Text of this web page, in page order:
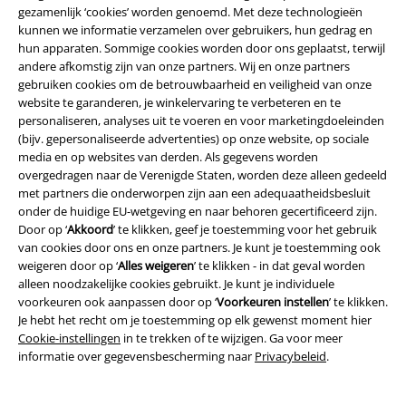
gezamenlijk ‘cookies’ worden genoemd. Met deze technologieën
kunnen we informatie verzamelen over gebruikers, hun gedrag en
hun apparaten. Sommige cookies worden door ons geplaatst, terwijl
andere afkomstig zijn van onze partners. Wij en onze partners
gebruiken cookies om de betrouwbaarheid en veiligheid van onze
website te garanderen, je winkelervaring te verbeteren en te
personaliseren, analyses uit te voeren en voor marketingdoeleinden
(bijv. gepersonaliseerde advertenties) op onze website, op sociale
media en op websites van derden. Als gegevens worden
overgedragen naar de Verenigde Staten, worden deze alleen gedeeld
met partners die onderworpen zijn aan een adequaatheidsbesluit
onder de huidige EU-wetgeving en naar behoren gecertificeerd zijn.
Door op ‘Akkoord’ te klikken, geef je toestemming voor het gebruik
van cookies door ons en onze partners. Je kunt je toestemming ook
weigeren door op ‘Alles weigeren’ te klikken - in dat geval worden
alleen noodzakelijke cookies gebruikt. Je kunt je individuele
voorkeuren ook aanpassen door op ‘Voorkeuren instellen’ te klikken.
Je hebt het recht om je toestemming op elk gewenst moment hier
Cookie-instellingen in te trekken of te wijzigen. Ga voor meer
informatie over gegevensbescherming naar Privacybeleid.
tegenwoordig is dat heel anders. Een goed gevulde herengarderobe
mag niet ontbreken, want je kunt ze altijd dragen. De Strapped Tank
Top is een knap model dat niet veel meer gemeen heeft met de
ouderwetse herentops die u zich misschien herinnert uit uw jeugd. Het
heeft D-ringen aan de linker- en rechterkant, waardoor een lichte
bondage-look ontstaat. Vooral liefhebbers van bijzondere kleding
komen meteen aan hun trekken.
Tops - snel en gemakkelijk te combineren
Allemaal laid-back of liever chique en hip? Tegenwoordig kun je een
dames- en herentop vrij combineren en hoef je je niet langer aan strikte
moderegels te houden. De combinatie van een overhemd met een
eenvoudige broek is klassiek en eenvoudig. Dit werkt voor zowel
mannen als vrouwen, omdat er altijd een casual, ontspannen stijl naar
voren komt.
Als vrouw kun je ook kiezen voor een rok als je iets chiquers wilt. Voeg
een paar laarzen, comfortabele sneakers of zelfs schoenen met hoge
hakken toe en uw chique maar ongewone look is compleet.